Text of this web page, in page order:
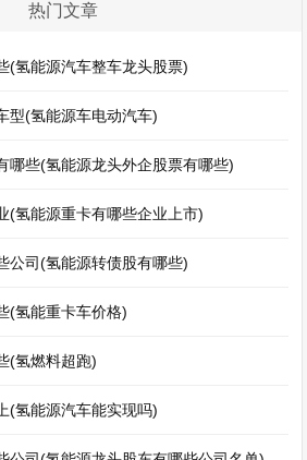
热门文章
(氢能源汽车整车龙头股票)
型(氢能源车电动汽车)
哪些(氢能源龙头外企股票有哪些)
(氢能源重卡有哪些企业上市)
公司(氢能源转债股有哪些)
(氢能重卡车价格)
(氢燃料超跑)
(氢能源汽车能实现吗)